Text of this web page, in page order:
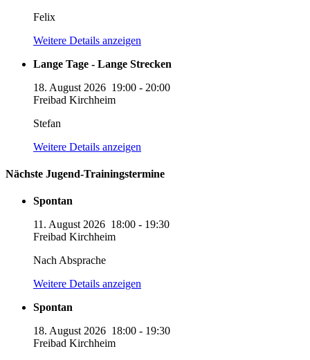
Felix
Weitere Details anzeigen
Lange Tage - Lange Strecken
18. August 2026 19:00 - 20:00
Freibad Kirchheim
Stefan
Weitere Details anzeigen
Nächste Jugend-Trainingstermine
Spontan
11. August 2026 18:00 - 19:30
Freibad Kirchheim
Nach Absprache
Weitere Details anzeigen
Spontan
18. August 2026 18:00 - 19:30
Freibad Kirchheim